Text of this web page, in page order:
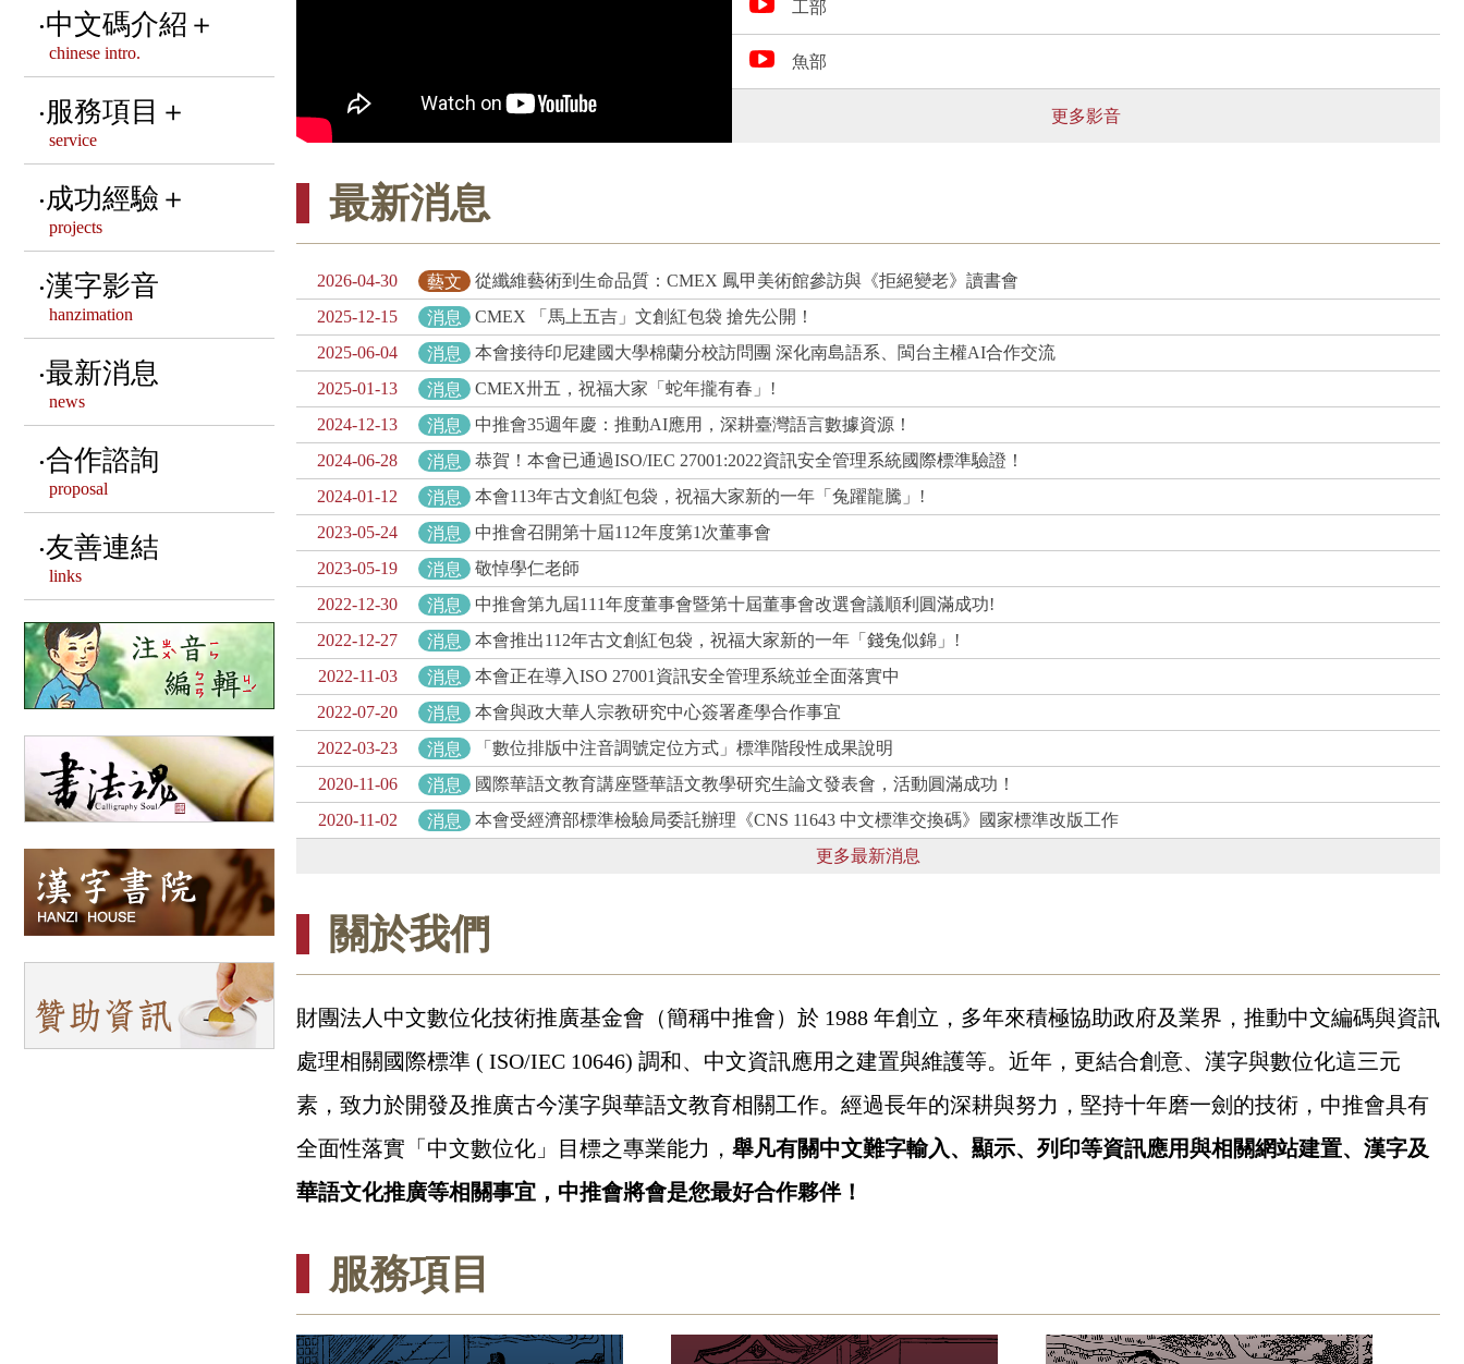
董事長 & 副董事長 &
秘書長的話
歷屆董事會介紹
第十屆董事會介紹
CMEX 卅五 • 有春
本會法律顧問
聯絡我們
資訊安全政策說明
隱私權政策聲明
中文碼介紹＋
chinese intro.
CNS相關中文碼標準
其他重要之CNS標準
國內外中文碼介紹
國際字元編碼組織介紹
標準字型介紹
服務項目＋
service
中文共通標準制定
中文造字管理服務
注音調號數位排版
語文相關系統建置
漢字相關活動推廣
NGO服務
漢字相關客製文創
成功經驗＋
projects
服務客戶
中文網站建置
漢字影音
hanzimation
最新消息
news
合作諮詢
proposal
友善連結
links
工部
魚部
更多影音
最新消息
2026-04-30 藝文
從纖維藝術到生命品質：CMEX 鳳甲美術館參訪與《拒絕變老》讀書會
2025-12-15
消息
CMEX 「馬上五吉」文創紅包袋 搶先公開！
2025-06-04
消息
本會接待印尼建國大學棉蘭分校訪問團 深化南島語系、閩台主權AI合作交流
2025-01-13
消息
CMEX卅五，祝福大家「蛇年攏有春」!
2024-12-13
消息
中推會35週年慶：推動AI應用，深耕臺灣語言數據資源！
2024-06-28
消息
恭賀！本會已通過ISO/IEC 27001:2022資訊安全管理系統國際標準驗證！
2024-01-12
消息
本會113年古文創紅包袋，祝福大家新的一年「兔躍龍騰」!
2023-05-24
消息
中推會召開第十屆112年度第1次董事會
2023-05-19
消息
敬悼學仁老師
2022-12-30
消息
中推會第九屆111年度董事會暨第十屆董事會改選會議順利圓滿成功!
2022-12-27
消息
本會推出112年古文創紅包袋，祝福大家新的一年「錢兔似錦」!
2022-11-03
消息
本會正在導入ISO 27001資訊安全管理系統並全面落實中
2022-07-20
消息
本會與政大華人宗教研究中心簽署產學合作事宜
2022-03-23
消息
「數位排版中注音調號定位方式」標準階段性成果說明
2020-11-06
消息
國際華語文教育講座暨華語文教學研究生論文發表會，活動圓滿成功！
2020-11-02
消息
本會受經濟部標準檢驗局委託辦理《CNS 11643 中文標準交換碼》國家標準改版工作
更多最新消息
關於我們
財團法人中文數位化技術推廣基金會（簡稱中推會）於 1988 年創立，多年來積極協助政府及業界，推動中文編碼與資訊
處理相關國際標準 ( ISO/IEC 10646) 調和、中文資訊應用之建置與維護等。近年，更結合創意、漢字與數位化這三元
素，致力於開發及推廣古今漢字與華語文教育相關工作。經過長年的深耕與努力，堅持十年磨一劍的技術，中推會具有
全面性落實「中文數位化」目標之專業能力， 舉凡有關中文難字輸入、顯示、列印等資訊應用與相關網站建置、漢字及
華語文化推廣等相關事宜，中推會將會是您最好合作夥伴！
服務項目